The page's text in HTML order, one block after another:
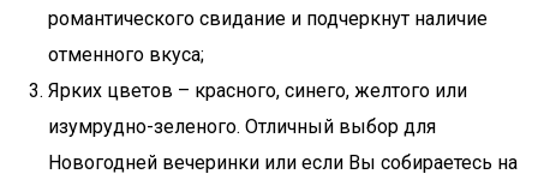
романтического свидание и подчеркнут наличие
отменного вкуса;
Ярких цветов – красного, синего, желтого или
изумрудно-зеленого. Отличный выбор для
Новогодней вечеринки или если Вы собираетесь на